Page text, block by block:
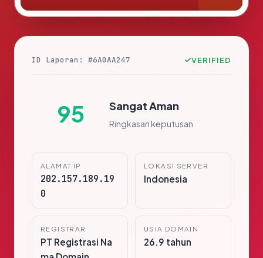
ID Laporan: #6A0AA247 VERIFIED
95 Sangat Aman
Ringkasan keputusan
ALAMAT IP
202.157.189.19
0
LOKASI SERVER
Indonesia
REGISTRAR
PT Registrasi Na
USIA DOMAIN
26.9 tahun